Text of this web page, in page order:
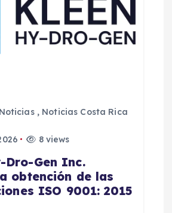
Noticias, Noticias Costa Rica
8 views
Dro-Gen Inc.
obtención de las
ISO 9001: 2015